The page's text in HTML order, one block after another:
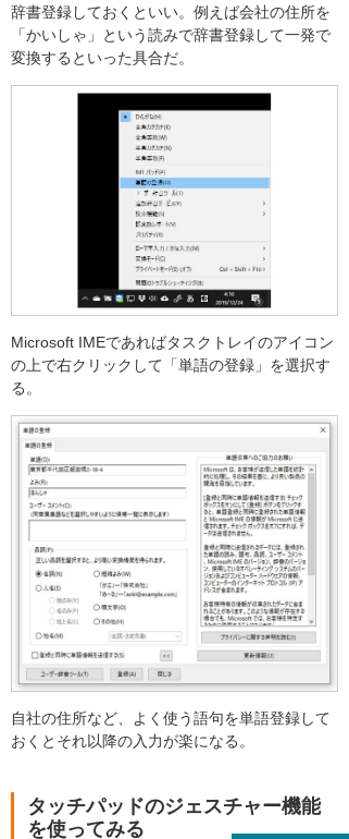
辞書登録しておくといい。例えば会社の住所を
「かいしゃ」という読みで辞書登録して一発で
変換するといった具合だ。
Microsoft IMEであればタスクトレイのアイコン
の上で右クリックして「単語の登録」を選択す
る。
自社の住所など、よく使う語句を単語登録して
おくとそれ以降の入力が楽になる。
タッチパッドのジェスチャー機能
を使ってみる